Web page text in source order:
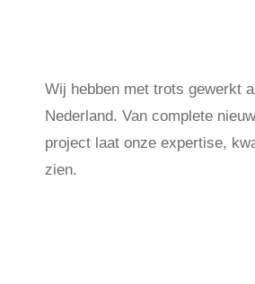
Wij hebben met trots gewerkt
Nederland. Van complete
project laat onze expertise,
zien.